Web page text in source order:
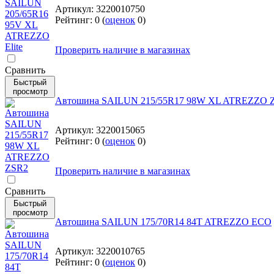
Cравнить
Артикул: 3220010750
Рейтинг: 0 (оценок 0)
Проверить наличие в магазинах
Быстрый
просмотр
Cравнить
Автошина SAILUN 215/55R17 98W XL ATREZZO
Артикул: 3220015065
Рейтинг: 0 (оценок 0)
Проверить наличие в магазинах
Быстрый
просмотр
Автошина SAILUN 175/70R14 84T ATREZZO ECO
Артикул: 3220010765
Рейтинг: 0 (оценок 0)